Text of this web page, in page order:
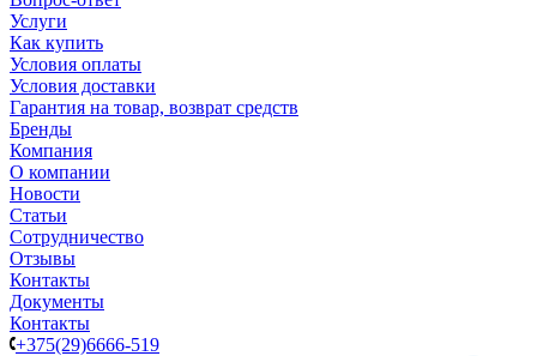
Услуги
Как купить
Условия оплаты
Условия доставки
Гарантия на товар, возврат средств
Бренды
Компания
О компании
Новости
Статьи
Сотрудничество
Отзывы
Контакты
Документы
Контакты
+375(29)6666-519